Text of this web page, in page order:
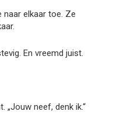
naar elkaar toe. Ze
En vreemd juist.
„Jouw neef, denk ik.“